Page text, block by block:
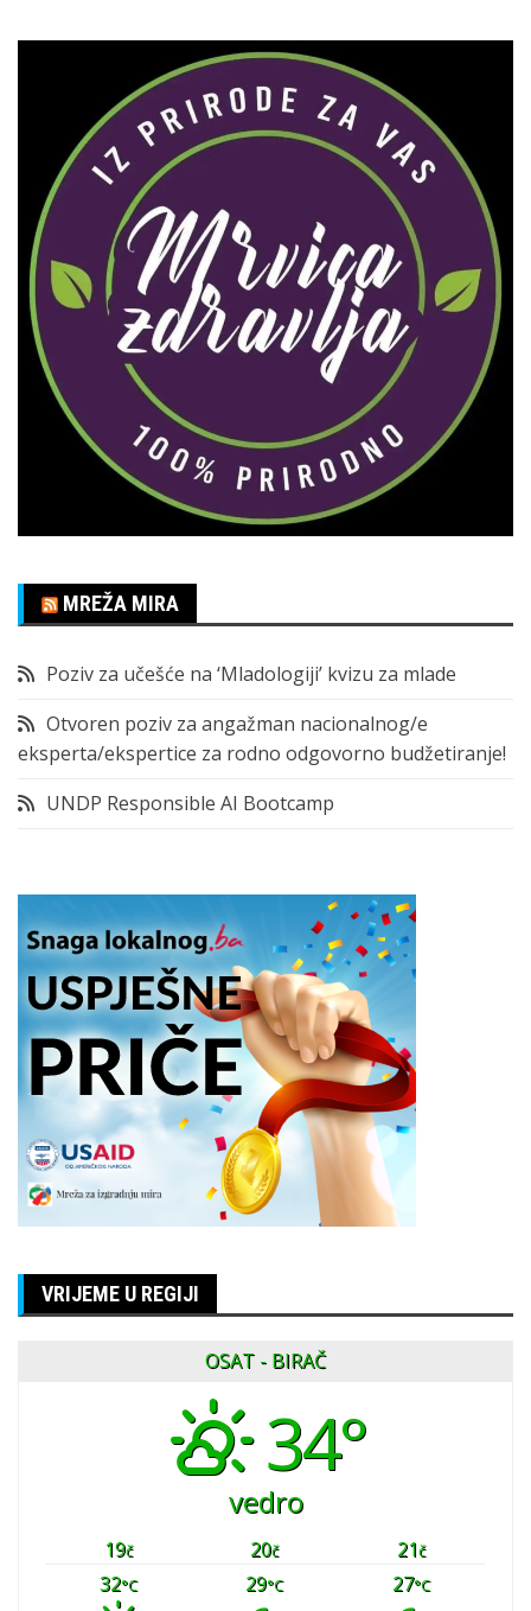
MREŽA MIRA
Poziv za učešće na ‘Mladologiji’ kvizu za mlade
Otvoren poziv za angažman nacionalnog/e
eksperta/ekspertice za rodno odgovorno budžetiranje!
UNDP Responsible AI Bootcamp
VRIJEME U REGIJI
OSAT - BIRAČ
34°
vedro
19č 20č 21č
32°C 29°C 27°C